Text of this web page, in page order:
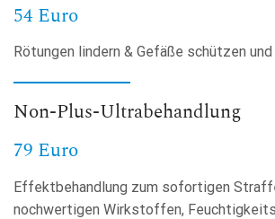
54 Euro
Rötungen lindern & Gefäße schützen
Non-Plus-Ultrabehandlung
79 Euro
Effektbehandlung zum sofortigen
nochwertigen Wirkstoffen,